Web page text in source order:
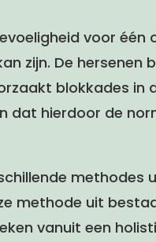
voor
zijn. De hersenen
blokkades in
dat hierdoor de
methodes
methode uit
vanuit een